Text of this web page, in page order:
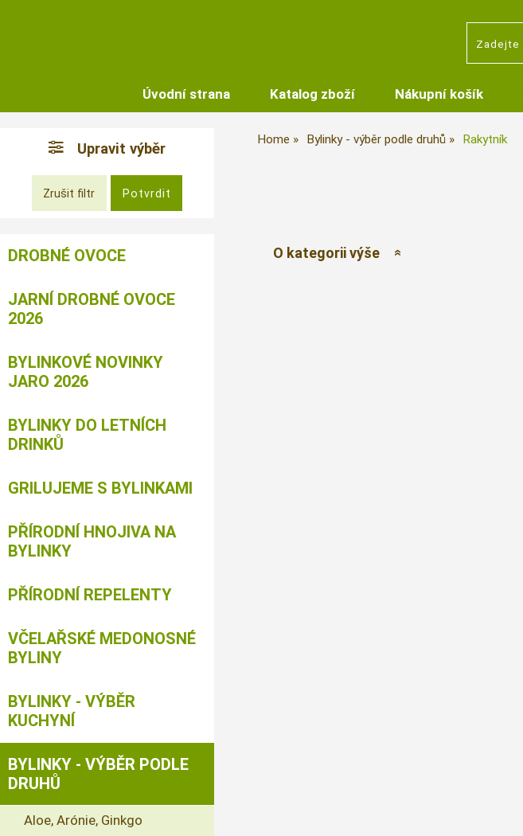
Úvodní strana Katalog zboží Nákupní košík
Home Bylinky - výběr podle druhů Rakytník
O kategorii výše
Upravit výběr
DROBNÉ OVOCE
JARNÍ DROBNÉ OVOCE
2026
BYLINKOVÉ NOVINKY
JARO 2026
BYLINKY DO LETNÍCH
DRINKŮ
GRILUJEME S BYLINKAMI
PŘÍRODNÍ HNOJIVA NA
BYLINKY
PŘÍRODNÍ REPELENTY
VČELAŘSKÉ MEDONOSNÉ
BYLINY
BYLINKY - VÝBĚR
KUCHYNÍ
BYLINKY - VÝBĚR PODLE
DRUHŮ
Aloe, Arónie, Ginkgo